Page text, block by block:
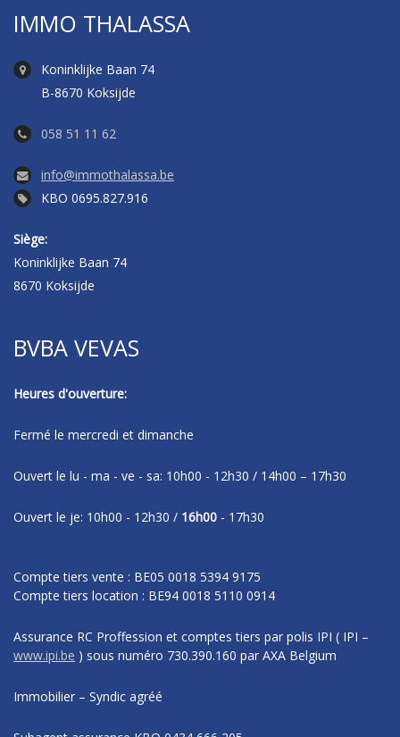
IMMO THALASSA
Koninklijke Baan 74
B-8670 Koksijde
058 51 11 62
info@immothalassa.be
KBO 0695.827.916
Siège:
Koninklijke Baan 74
8670 Koksijde
BVBA VEVAS
Heures d'ouverture:
Fermé le mercredi et dimanche
Ouvert le lu - ma - ve - sa: 10h00 - 12h30 / 14h00 – 17h30
Ouvert le je: 10h00 - 12h30 / 16h00 - 17h30
Compte tiers vente : BE05 0018 5394 9175
Compte tiers location : BE94 0018 5110 0914
Assurance RC Proffession et comptes tiers par polis IPI ( IPI –
www.ipi.be ) sous numéro 730.390.160 par AXA Belgium
Immobilier – Syndic agréé